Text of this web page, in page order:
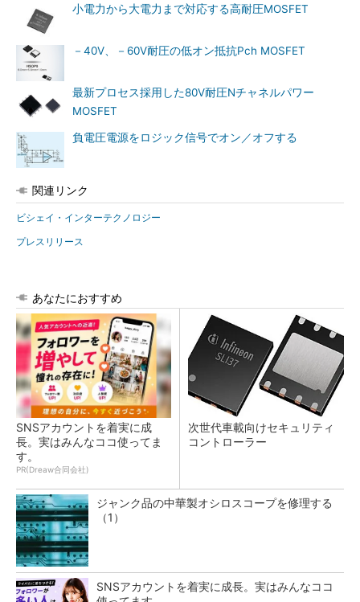
小電力から大電力まで対応する高耐圧MOSFET
－40V、－60V耐圧の低オン抵抗Pch MOSFET
最新プロセス採用した80V耐圧Nチャネルパワー
MOSFET
負電圧電源をロジック信号でオン／オフする
関連リンク
ビシェイ・インターテクノロジー
プレスリリース
あなたにおすすめ
SNSアカウントを着実に成
長。実はみんなココ使ってま
す。
PR(Dreaw合同会社)
次世代車載向けセキュリティ
コントローラー
ジャンク品の中華製オシロスコープを修理する
（1）
SNSアカウントを着実に成長。実はみんなココ